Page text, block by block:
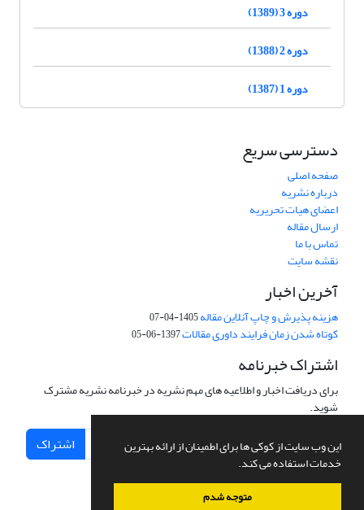
این وب سایت از کوکی ها برای اطمینان از ارائه بهترین
خدمات استفاده می کند.
متوجه شدم
دوره 3 (1389)
دوره 2 (1388)
دوره 1 (1387)
دسترسی سریع
صفحه اصلی
درباره نشریه
اعضای هیات تحریریه
ارسال مقاله
تماس با ما
نقشه سایت
آخرین اخبار
هزینه پذیرش و چاپ آنلاین مقاله1405-04-07
کوتاه شدن زمان فرایند داوری مقالات1397-06-05
اشتراک خبرنامه
برای دریافت اخبار و اطلاعیه های مهم نشریه در خبرنامه نشریه مشترک
شوید.
اشتراک